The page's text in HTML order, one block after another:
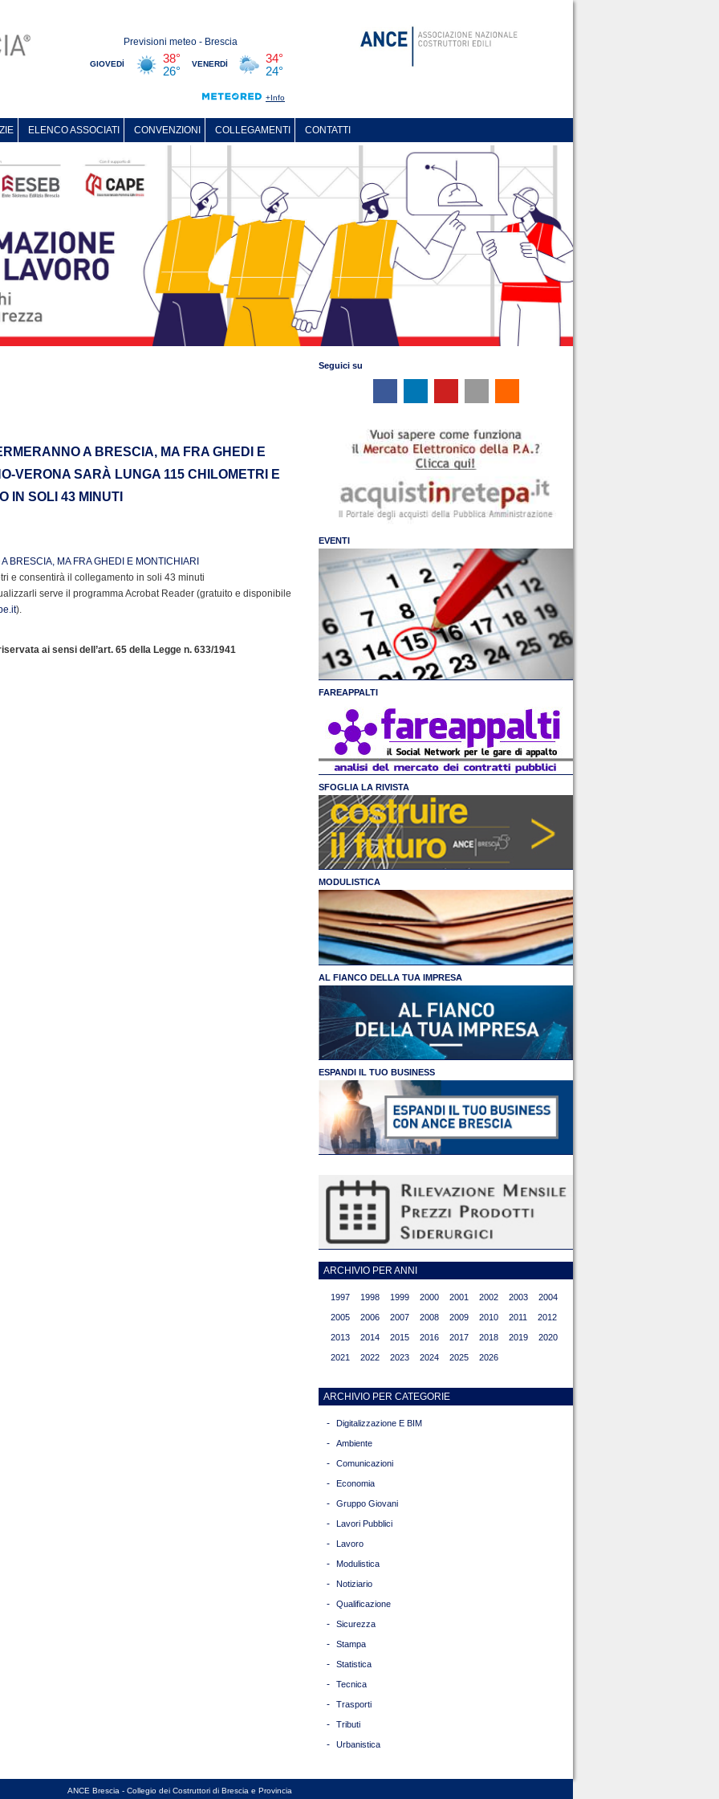
ELENCO ASSOCIATI CONVENZIONI COLLEGAMENTI CONTATTI
A BRESCIA, MA FRA GHEDI E
VERONA SARÀ LUNGA 115 CHILOMETRI E
IN SOLI 43 MINUTI
BRESCIA, MA FRA GHEDI E MONTICHIARI
e consentirà il collegamento in soli 43 minuti
serve il programma Acrobat Reader (gratuito e disponibile
).
ai sensi dell’art. 65 della Legge n. 633/1941
Seguici su
EVENTI
FAREAPPALTI
SFOGLIA LA RIVISTA
MODULISTICA
AL FIANCO DELLA TUA IMPRESA
ESPANDI IL TUO BUSINESS
ARCHIVIO PER ANNI
1997 1998 1999 2000 2001 2002 2003 2004
2005 2006 2007 2008 2009 2010 2011 2012
2013 2014 2015 2016 2017 2018 2019 2020
2021 2022 2023 2024 2025 2026
ARCHIVIO PER CATEGORIE
- Digitalizzazione E BIM
- Ambiente
- Comunicazioni
- Economia
- Gruppo Giovani
- Lavori Pubblici
- Lavoro
- Modulistica
- Notiziario
- Qualificazione
- Sicurezza
- Stampa
- Statistica
- Tecnica
- Trasporti
- Tributi
- Urbanistica
ANCE Brescia - Collegio dei Costruttori di Brescia e Provincia